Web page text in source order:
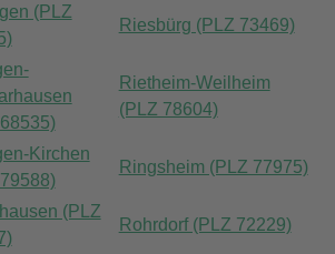
(PLZ
Riesbürg (PLZ 73469)
Rietheim-Weilheim
(PLZ 78604)
Kirchen
Ringsheim (PLZ 77975)
(PLZ
Rohrdorf (PLZ 72229)